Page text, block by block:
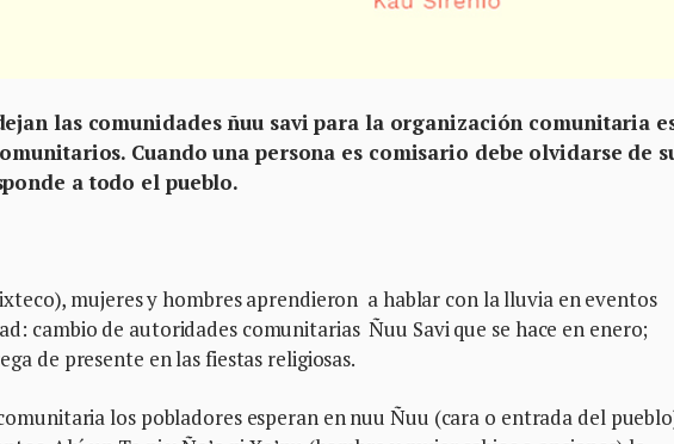
las comunidades ñuu savi para la organización comunitaria
Cuando una persona es comisario debe olvidarse de
a todo el pueblo.
mujeres y hombres aprendieron a hablar con la lluvia en eventos
cambio de autoridades comunitarias Ñuu Savi que se hace en enero;
de presente en las fiestas religiosas.
los pobladores esperan en nuu Ñuu (cara o entrada del